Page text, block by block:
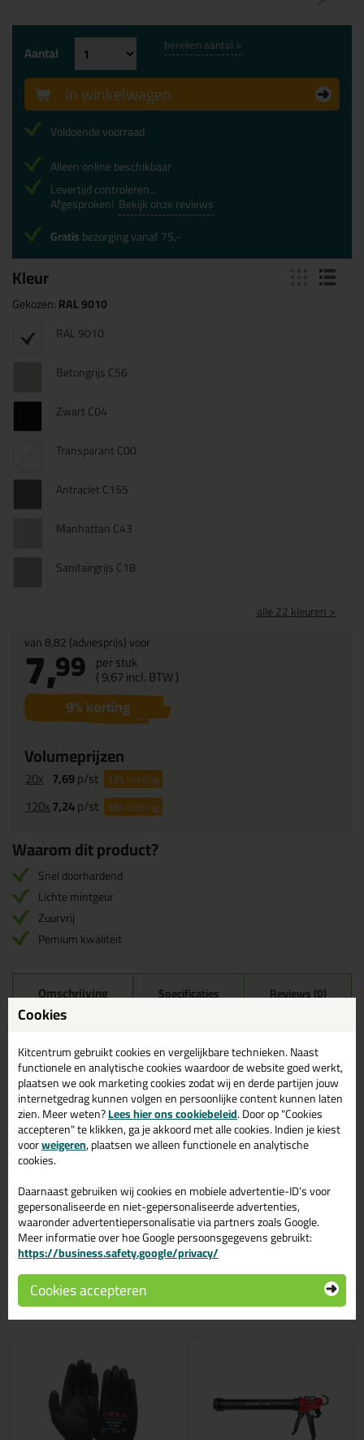
Kleur
Gekozen:RAL 9010
RAL 9010
Betongrijs C56
Zwart C04
Transparant C00
Antraciet C155
Manhattan C43
Sanitairgrijs C18
alle 22 kleuren >
van8,82(adviesprijs) voor
7,99 per stuk
(9,67incl. BTW )
9% korting
Volumeprijzen
20x 7,69p/st 13%korting
120x7,24p/st 18%korting
Aantal bereken aantal >
In winkelwagen
Voldoende voorraad
Alleen online beschikbaar
Levertijd controleren...
Afgesproken! Bekijk onze reviews
Gratisbezorging vanaf 75,-
Waarom dit product?
Snel doorhardend
Lichte mintgeur
Zuurvrij
Pemium kwaliteit
Omschrijving Specificaties Reviews (0)
Ottoseal S110 580ml in
RAL 9010
Zoek je kit in een specifieke kleur? Gevonden! Deze sanitairkit
Ottoseal S110 580ml in de kleur RAL 9010 is te gebruiken voor
verschillende toepassingen. Een duurzame en veelzijdige kit
welke makkelijk te verwerken is. Perfect als je een bijpassende
kleur zoekt met gegarandeerd een topresultaat. Bestel de
Ottoseal S110 580ml in kleur RAL 9010 vandaag nog! Op
voorraad en op werkdagen besteld = morgen in huis.
Wil je meer weten over de toepassing en kenmerken van dit
product?Lees alles over dit product >
Gerelateerde producten
Cookies
Kitcentrum gebruikt cookies en vergelijkbare technieken. Naast
functionele en analytische cookies waardoor de website goed werkt,
plaatsen we ook marketing cookies zodat wij en derde partijen jouw
internetgedrag kunnen volgen en persoonlijke content kunnen laten
zien. Meer weten?Lees hier ons cookiebeleid. Door op "Cookies
accepteren" te klikken, ga je akkoord met alle cookies. Indien je kiest
voorweigeren, plaatsen we alleen functionele en analytische
cookies.
Daarnaast gebruiken wij cookies en mobiele advertentie-ID’s voor
gepersonaliseerde en niet-gepersonaliseerde advertenties,
waaronder advertentiepersonalisatie via partners zoals Google.
Meer informatie over hoe Google persoonsgegevens gebruikt:
https://business.safety.google/privacy/
Cookies accepteren